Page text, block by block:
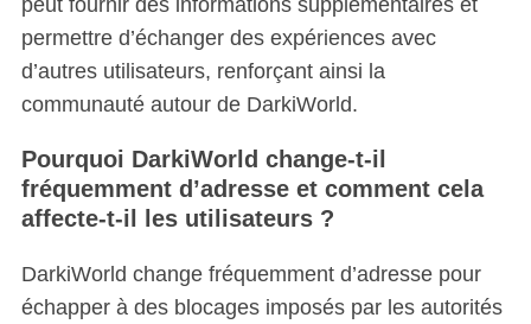
permettre d’échanger des expériences avec
d’autres utilisateurs, renforçant ainsi la
communauté autour de DarkiWorld.
Pourquoi DarkiWorld change-t-il
fréquemment d’adresse et comment cela
affecte-t-il les utilisateurs ?
DarkiWorld change fréquemment d’adresse pour
échapper à des blocages imposés par les autorités